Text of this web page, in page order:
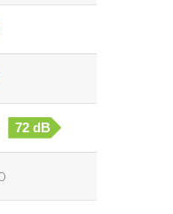
72 dB